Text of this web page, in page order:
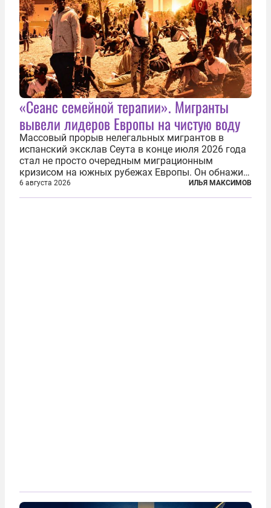
«Сеанс семейной терапии». Мигранты
вывели лидеров Европы на чистую воду
Массовый прорыв нелегальных мигрантов в
испанский эксклав Сеута в конце июля 2026 года
стал не просто очередным миграционным
кризисом на южных рубежах Европы. Он обнажил
фундаментальный раскол внутри Евросоюза,
продемонстрировав, что десятилетиями
6 августа 2026 ИЛЬЯ МАКСИМОВ